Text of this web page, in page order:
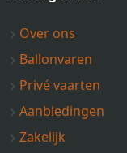
Over ons
Ballonvaren
Privé vaarten
Aanbiedingen
Zakelijk